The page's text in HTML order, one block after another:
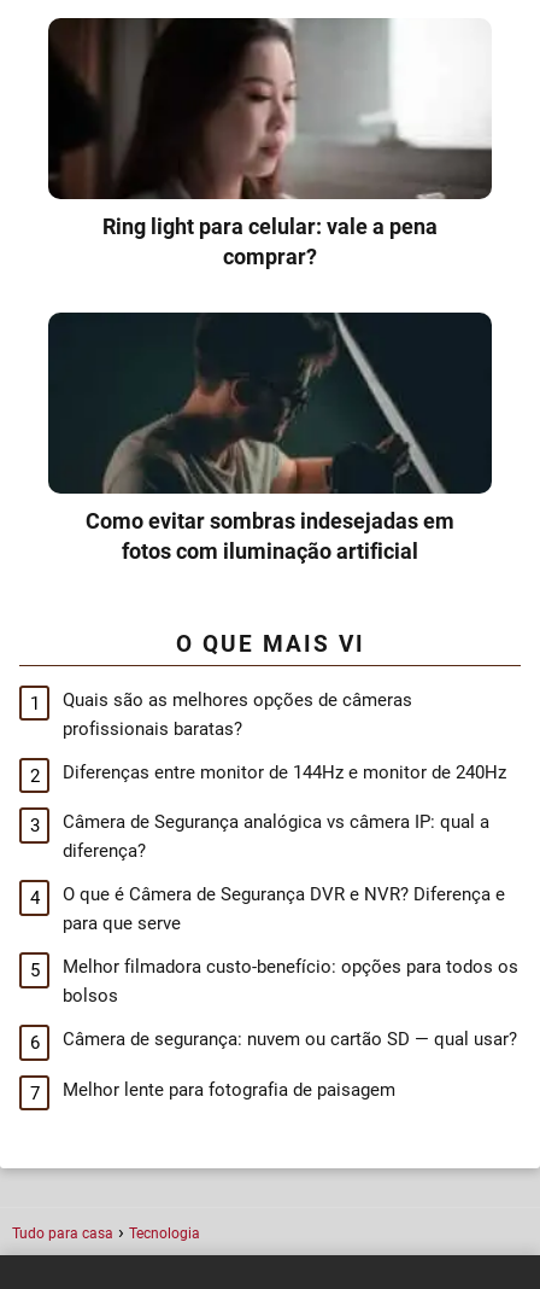
Ring light para celular: vale a pena
comprar?
Como evitar sombras indesejadas em
fotos com iluminação artificial
O QUE MAIS VI
Quais são as melhores opções de câmeras
profissionais baratas?
Diferenças entre monitor de 144Hz e monitor de 240Hz
Câmera de Segurança analógica vs câmera IP: qual a
diferença?
O que é Câmera de Segurança DVR e NVR? Diferença e
para que serve
Melhor filmadora custo-benefício: opções para todos os
bolsos
Câmera de segurança: nuvem ou cartão SD — qual usar?
Melhor lente para fotografia de paisagem
Tudo para casa Tecnologia